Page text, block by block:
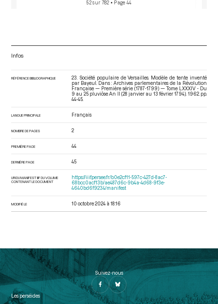
52 sur 782 • Page 44
Infos
RÉFÉRENCE BIBLIOGRAPHIQUE
23. Société populaire de Versailles. Modèle de tente inventé
par Bayeul. Dans : Archives parlementaires de la Révolution
Française — Première série (1787-1799) — Tome LXXXIV - Du
9 au 25 pluviôse An II (28 janvier au 13 février 1794) . 1962. pp.
44-45.
LANGUE PRINCIPALE Français
NOMBRE DE PAGES 2
PREMIÈRE PAGE 44
DERNIÈRE PAGE 45
URI DU MANIFEST IIIF DU VOLUME
CONTENANT LE DOCUMENT
https://iiif.persee.fr/b0e2cf11-597c-427d-8ac7-
68bcc0acf13b/ae487d6c-9b4a-4d68-9f3e-
4640bd6f9234/manifest
MODIFIÉ LE 10 octobre 2024 à 18:16
Suivez-nous
Les perséides